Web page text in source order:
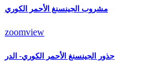
مشروب الجينسنغ الأحمر الكوري
zoomview
جذور الجينسنغ الأحمر الكوري- الدر